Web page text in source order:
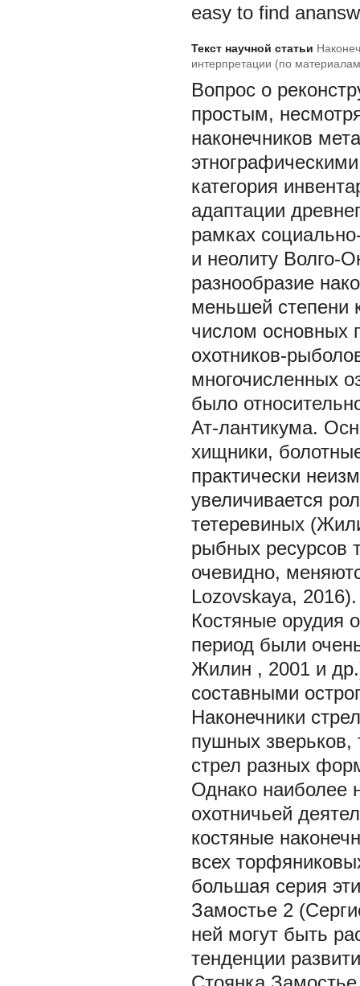
easy to find
Текст научной статьи
интерпретации (по
Вопрос о
простым,
наконечников
категория
адаптации
рамках
и неолиту Волго-
разнообразие
меньшей степени
числом основных
охотников-
многочисленных
было
Ат-лантикума.
хищники,
практически
увеличивается
тетеревиных
рыбных ресурсов
очевидно,
Lozovskaya, 2016).
Костяные орудия
период были
Жилин , 2001 и
составными
Наконечники
пушных зверьков,
стрел разных
Однако наиболее
охотничьей
костяные
всех
большая серия
Замостье 2
ней могут быть
тенденции